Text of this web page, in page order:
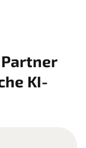
KI-